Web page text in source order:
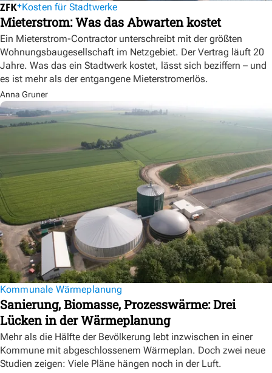
Kosten für Stadtwerke
Mieterstrom: Was das Abwarten kostet
Ein Mieterstrom-Contractor unterschreibt mit der größten
Wohnungsbaugesellschaft im Netzgebiet. Der Vertrag läuft 20
Jahre. Was das ein Stadtwerk kostet, lässt sich beziffern – und
es ist mehr als der entgangene Mieterstromerlös.
Anna Gruner
Kommunale Wärmeplanung
Sanierung, Biomasse, Prozesswärme: Drei
Lücken in der Wärmeplanung
Mehr als die Hälfte der Bevölkerung lebt inzwischen in einer
Kommune mit abgeschlossenem Wärmeplan. Doch zwei neue
Studien zeigen: Viele Pläne hängen noch in der Luft.